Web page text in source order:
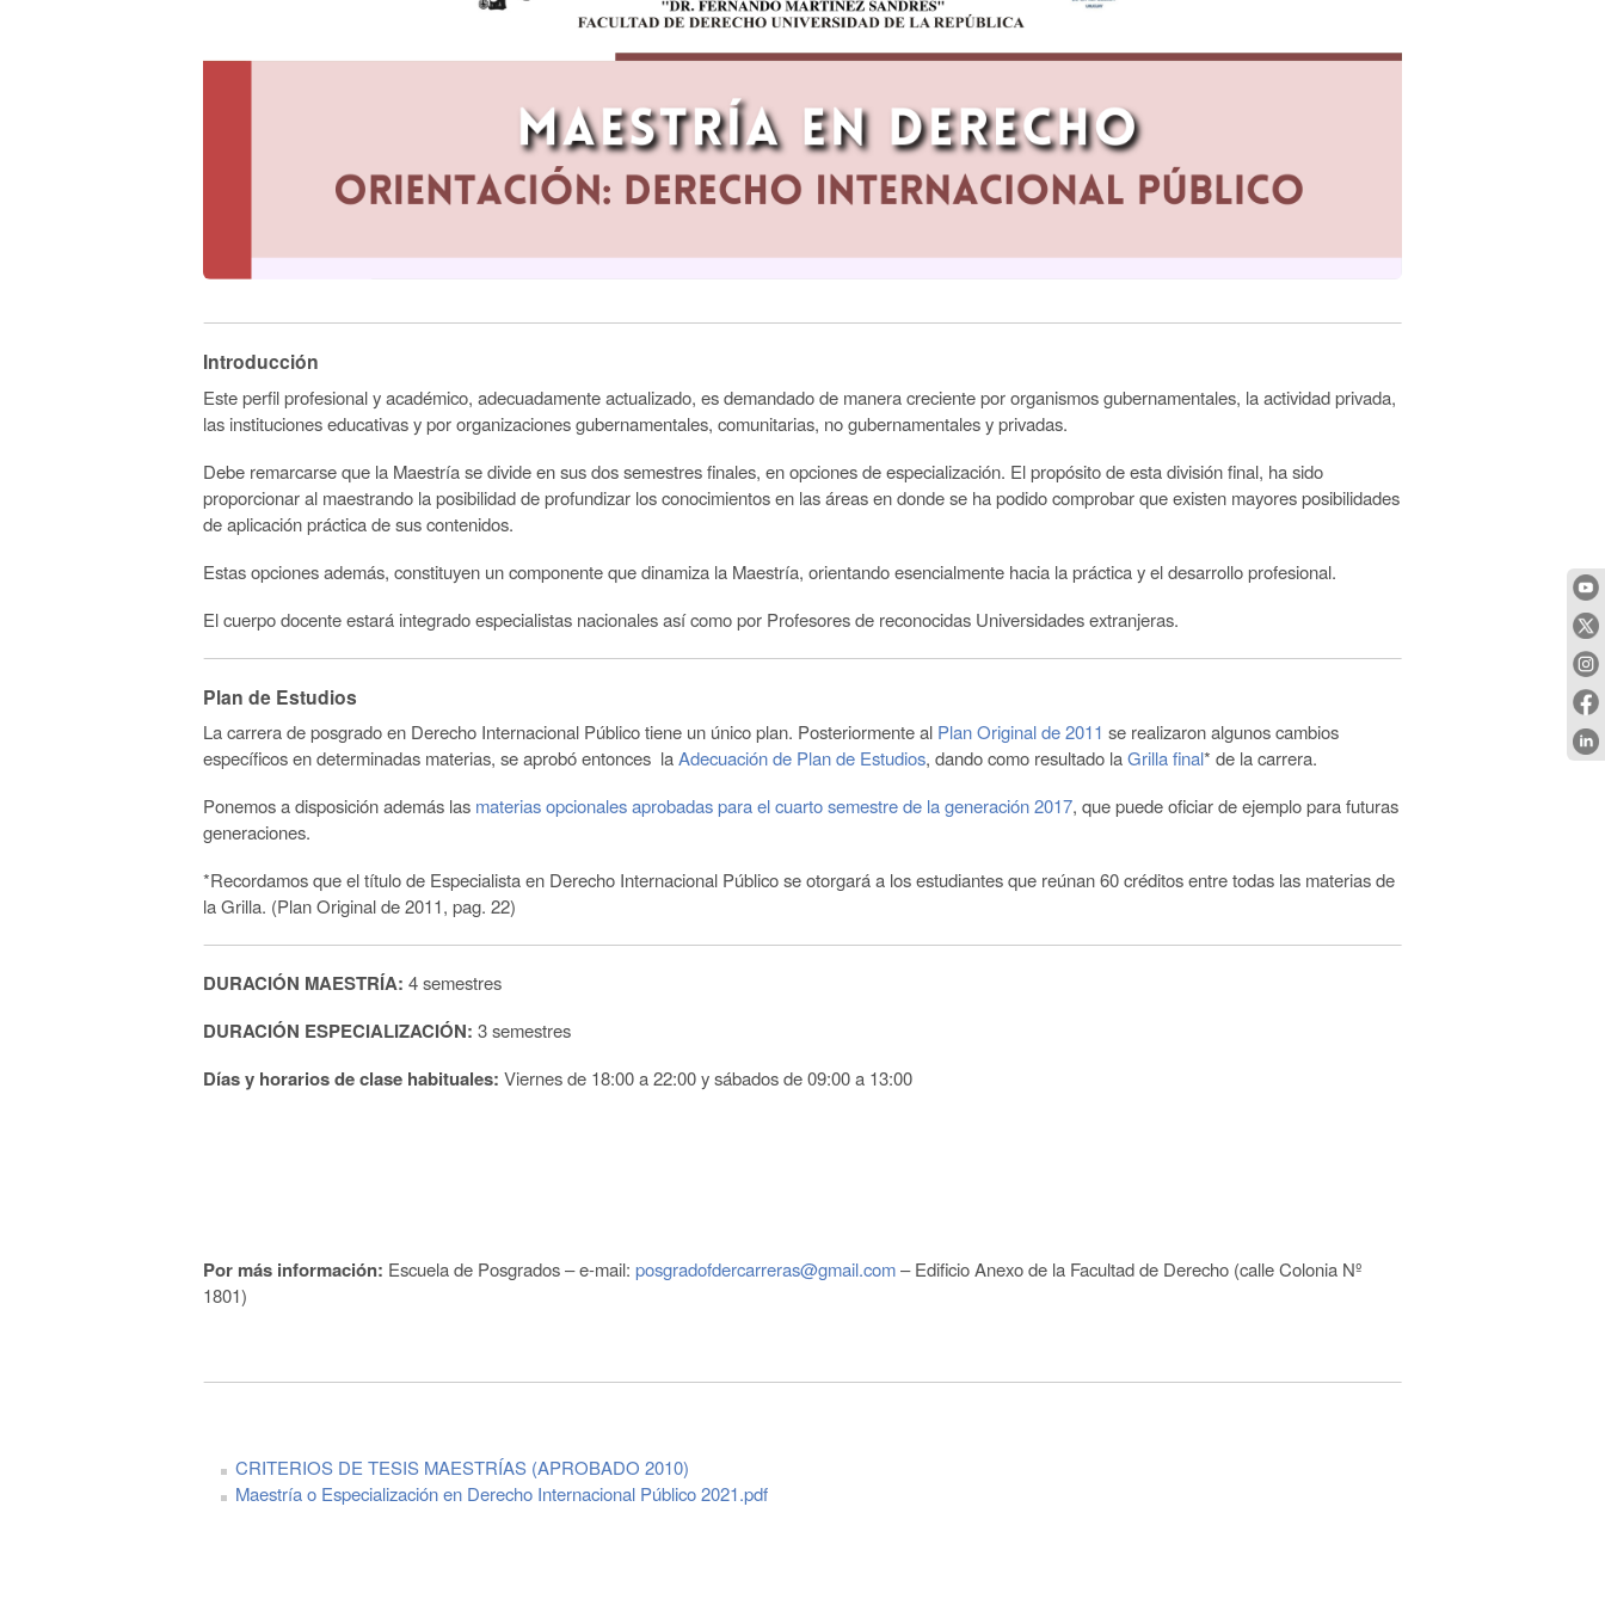
Introducción
Este perfil profesional y académico, adecuadamente actualizado, es demandado de manera creciente por organismos gubernamentales, la actividad privada,
las instituciones educativas y por organizaciones gubernamentales, comunitarias, no gubernamentales y privadas.
Debe remarcarse que la Maestría se divide en sus dos semestres finales, en opciones de especialización. El propósito de esta división final, ha sido
proporcionar al maestrando la posibilidad de profundizar los conocimientos en las áreas en donde se ha podido comprobar que existen mayores posibilidades
de aplicación práctica de sus contenidos.
Estas opciones además, constituyen un componente que dinamiza la Maestría, orientando esencialmente hacia la práctica y el desarrollo profesional.
El cuerpo docente estará integrado especialistas nacionales así como por Profesores de reconocidas Universidades extranjeras.
Plan de Estudios
La carrera de posgrado en Derecho Internacional Público tiene un único plan. Posteriormente al Plan Original de 2011 se realizaron algunos cambios
específicos en determinadas materias, se aprobó entonces laAdecuación de Plan de Estudios, dando como resultado laGrilla final* de la carrera.
Ponemos a disposición además las materias opcionales aprobadas para el cuarto semestre de la generación 2017, que puede oficiar de ejemplo para futuras
generaciones.
*Recordamos que el título de Especialista en Derecho Internacional Público se otorgará a los estudiantes que reúnan 60 créditos entre todas las materias de
la Grilla. (Plan Original de 2011, pag. 22)
DURACIÓN MAESTRÍA: 4 semestres
DURACIÓN ESPECIALIZACIÓN: 3 semestres
Días y horarios de clase habituales: Viernes de 18:00 a 22:00 y sábados de 09:00 a 13:00
Por más información: Escuela de Posgrados – e-mail: posgradofdercarreras@gmail.com– Edificio Anexo de la Facultad de Derecho (calle Colonia Nº
1801)
CRITERIOS DE TESIS MAESTRÍAS (APROBADO 2010)
Maestría o Especialización en Derecho Internacional Público 2021.pdf